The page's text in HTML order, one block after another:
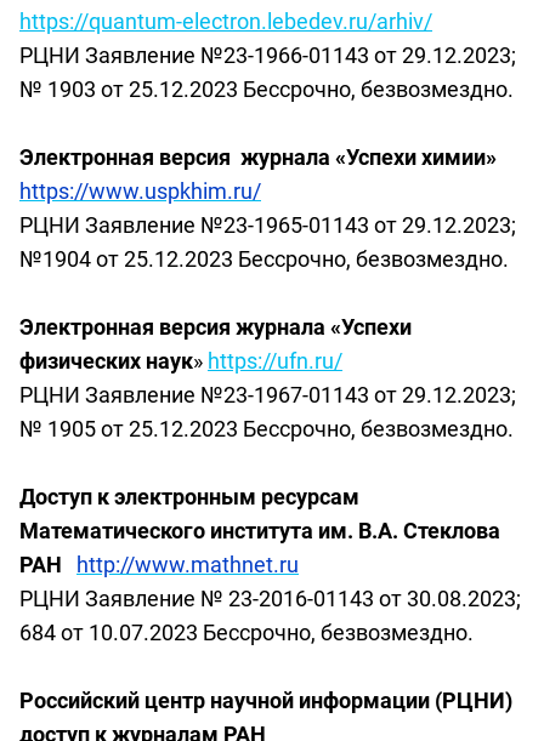
https://quantum-electron.lebedev.ru/arhiv/
РЦНИ Заявление №23-1966-01143 от 29.12.2023;
№ 1903 от 25.12.2023 Бессрочно, безвозмездно.
Электронная версия журнала «Успехи химии»
https://www.uspkhim.ru/
РЦНИ Заявление №23-1965-01143 от 29.12.2023;
№1904 от 25.12.2023 Бессрочно, безвозмездно.
Электронная версия журнала «Успехи
физических наук» https://ufn.ru/
РЦНИ Заявление №23-1967-01143 от 29.12.2023;
№ 1905 от 25.12.2023 Бессрочно, безвозмездно.
Доступ к электронным ресурсам
Математического института им. В.А. Стеклова
РАН
http://www.mathnet.ru
РЦНИ Заявление № 23-2016-01143 от 30.08.2023;
684 от 10.07.2023 Бессрочно, безвозмездно.
Российский центр научной информации (РЦНИ)
доступ к журналам РАН